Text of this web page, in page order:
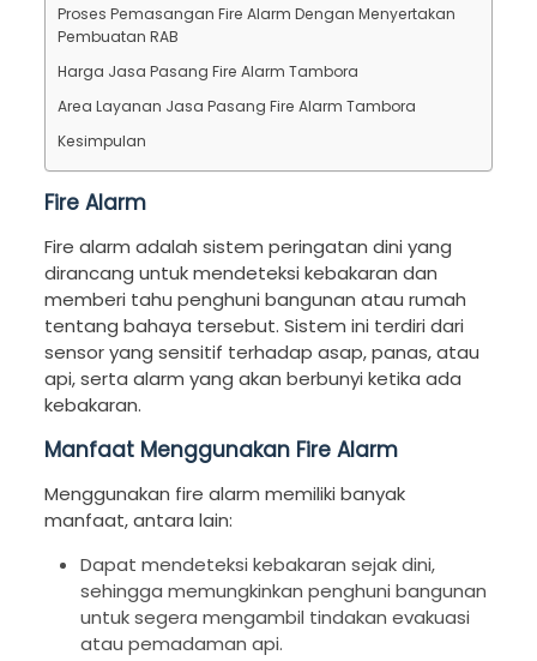
Proses Pemasangan Fire Alarm Dengan Menyertakan
Pembuatan RAB
Harga Jasa Pasang Fire Alarm Tambora
Area Layanan Jasa Pasang Fire Alarm Tambora
Kesimpulan
Fire Alarm
Fire alarm adalah sistem peringatan dini yang
dirancang untuk mendeteksi kebakaran dan
memberi tahu penghuni bangunan atau rumah
tentang bahaya tersebut. Sistem ini terdiri dari
sensor yang sensitif terhadap asap, panas, atau
api, serta alarm yang akan berbunyi ketika ada
kebakaran.
Manfaat Menggunakan Fire Alarm
Menggunakan fire alarm memiliki banyak
manfaat, antara lain:
Dapat mendeteksi kebakaran sejak dini,
sehingga memungkinkan penghuni bangunan
untuk segera mengambil tindakan evakuasi
atau pemadaman api.